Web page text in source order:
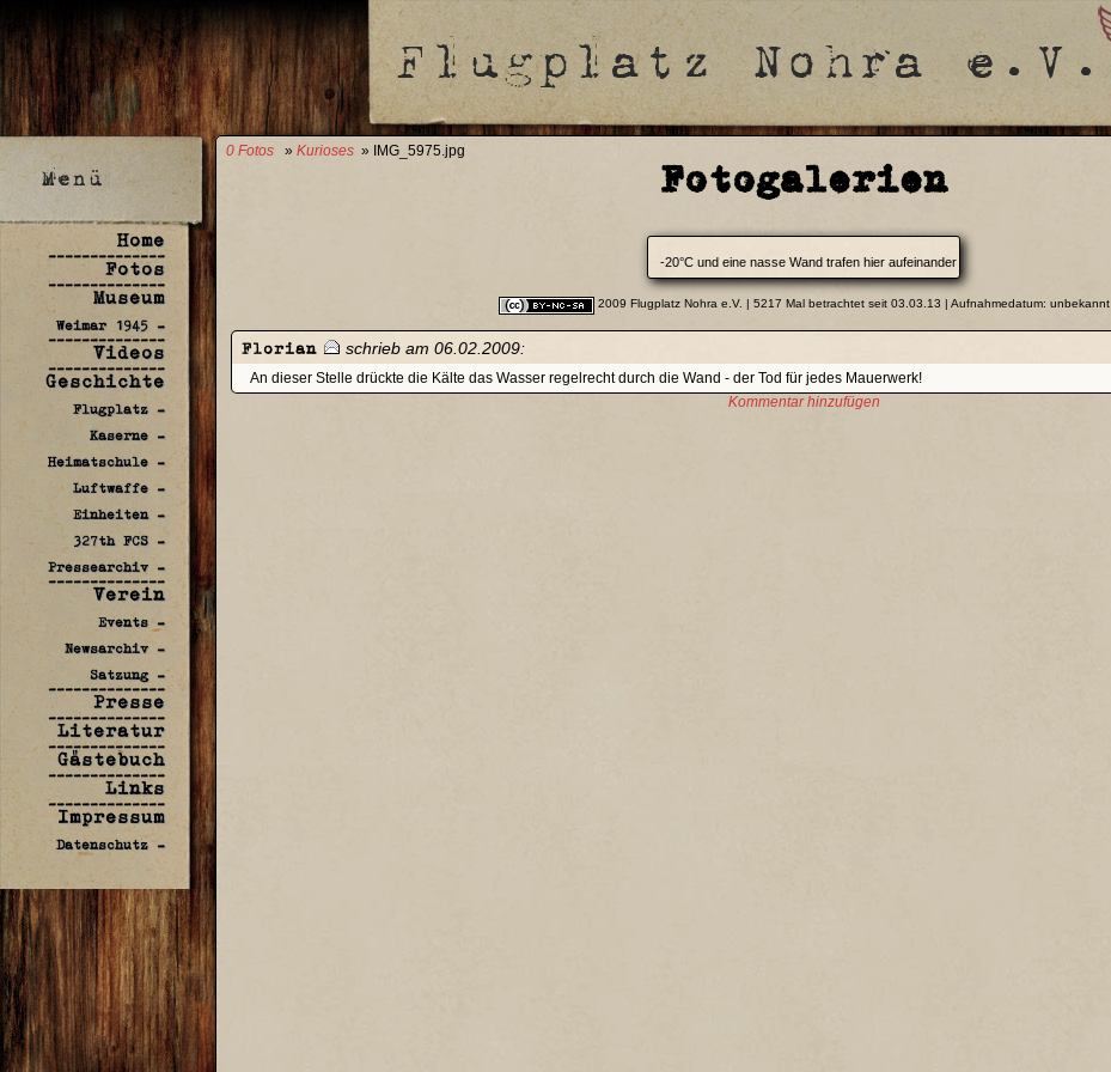
Home
--------------
Fotos
--------------
Museum
Weimar 1945 -
--------------
Videos
--------------
Geschichte
Flugplatz -
Kaserne -
Heimatschule -
Luftwaffe -
Einheiten -
327th FCS -
Pressearchiv -
--------------
Verein
Events -
Newsarchiv -
Satzung -
--------------
Presse
--------------
Literatur
--------------
Gästebuch
--------------
Links
--------------
Impressum
Datenschutz -
0 Fotos » Kurioses » IMG_5975.jpg
Fotogalerien
-20°C und eine nasse Wand trafen hier aufeinander
2009 Flugplatz Nohra e.V. | 5217 Mal betrachtet seit 03.03.13 | Aufnahmedatum: unbekannt
Florian schrieb am 06.02.2009:
An dieser Stelle drückte die Kälte das Wasser regelrecht durch die Wand - der Tod für jedes Mauerwerk!
Kommentar hinzufügen